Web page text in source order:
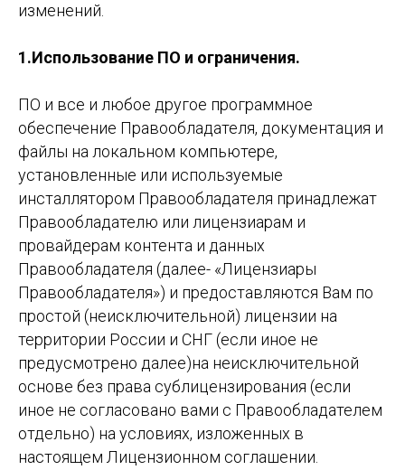
изменений.
1.Использование ПО и ограничения.
ПО и все и любое другое программное
обеспечение Правообладателя, документация и
файлы на локальном компьютере,
установленные или используемые
инсталлятором Правообладателя принадлежат
Правообладателю или лицензиарам и
провайдерам контента и данных
Правообладателя (далее- «Лицензиары
Правообладателя») и предоставляются Вам по
простой (неисключительной) лицензии на
территории России и СНГ (если иное не
предусмотрено далее)на неисключительной
основе без права сублицензирования (если
иное не согласовано вами с Правообладателем
отдельно) на условиях, изложенных в
настоящем Лицензионном соглашении.